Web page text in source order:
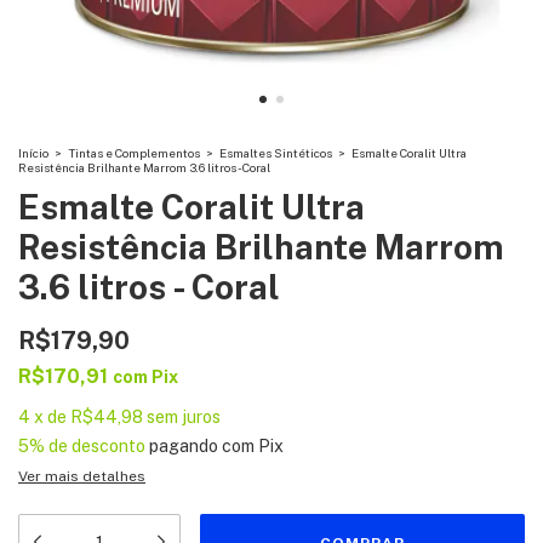
Início > Tintas e Complementos > Esmaltes Sintéticos > Esmalte Coralit Ultra
Resistência Brilhante Marrom 3.6 litros - Coral
Esmalte Coralit Ultra
Resistência Brilhante Marrom
3.6 litros - Coral
R$179,90
R$170,91 com Pix
4 x de R$44,98 sem juros
5% de desconto pagando com Pix
Ver mais detalhes